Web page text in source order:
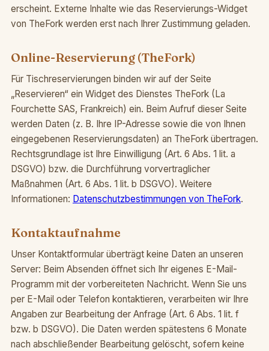
erscheint. Externe Inhalte wie das Reservierungs-Widget
von TheFork werden erst nach Ihrer Zustimmung geladen.
Online-Reservierung (TheFork)
Für Tischreservierungen binden wir auf der Seite
„Reservieren“ ein Widget des Dienstes TheFork (La
Fourchette SAS, Frankreich) ein. Beim Aufruf dieser Seite
werden Daten (z. B. Ihre IP-Adresse sowie die von Ihnen
eingegebenen Reservierungsdaten) an TheFork übertragen.
Rechtsgrundlage ist Ihre Einwilligung (Art. 6 Abs. 1 lit. a
DSGVO) bzw. die Durchführung vorvertraglicher
Maßnahmen (Art. 6 Abs. 1 lit. b DSGVO). Weitere
Informationen: Datenschutzbestimmungen von TheFork.
Kontaktaufnahme
Unser Kontaktformular überträgt keine Daten an unseren
Server: Beim Absenden öffnet sich Ihr eigenes E-Mail-
Programm mit der vorbereiteten Nachricht. Wenn Sie uns
per E-Mail oder Telefon kontaktieren, verarbeiten wir Ihre
Angaben zur Bearbeitung der Anfrage (Art. 6 Abs. 1 lit. f
bzw. b DSGVO). Die Daten werden spätestens 6 Monate
nach abschließender Bearbeitung gelöscht, sofern keine